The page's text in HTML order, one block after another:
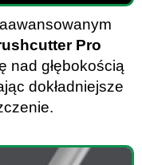
Pro
nad głębokością
dokładniejsze